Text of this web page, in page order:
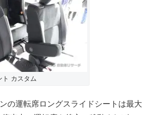
ト カスタム
の運転席ロングスライドシートは最大